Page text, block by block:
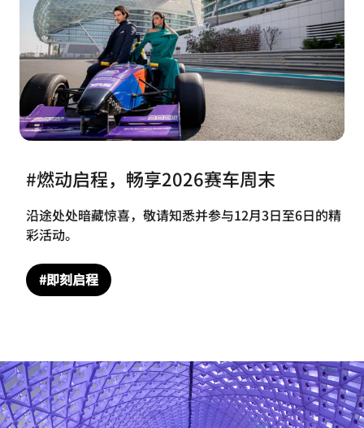
#燃动启程，畅享2026赛车周末
沿途处处暗藏惊喜，敬请知悉并参与12月3日至6日的精
彩活动。
#即刻启程